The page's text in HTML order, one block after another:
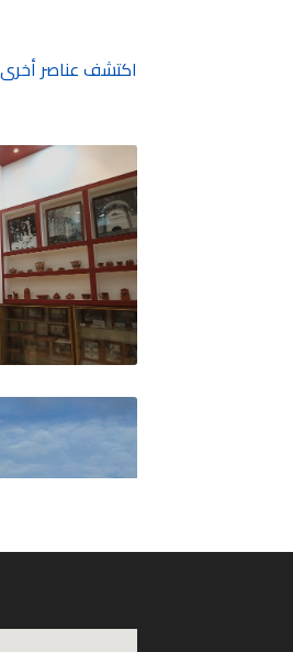
اكتشف عناصر أخرى